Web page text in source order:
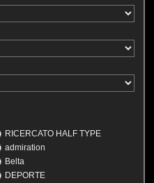
RICERCATO HALF TYPE
admiration
Belta
DEPORTE